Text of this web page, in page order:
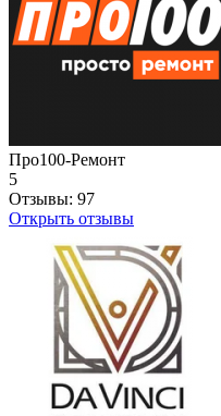
Про100-Ремонт
5
Отзывы: 97
Открыть отзывы